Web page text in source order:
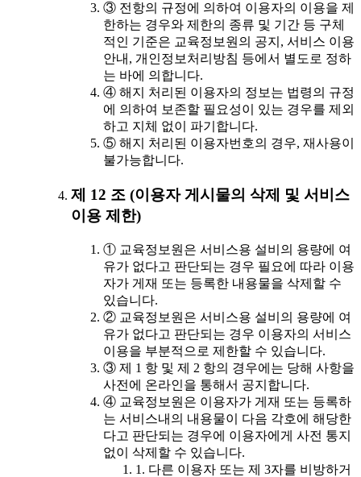
③ 전항의 규정에 의하여 이용자의 이용을 제
한하는 경우와 제한의 종류 및 기간 등 구체
적인 기준은 교육정보원의 공지, 서비스 이용
안내, 개인정보처리방침 등에서 별도로 정하
는 바에 의합니다.
④ 해지 처리된 이용자의 정보는 법령의 규정
에 의하여 보존할 필요성이 있는 경우를 제외
하고 지체 없이 파기합니다.
⑤ 해지 처리된 이용자번호의 경우, 재사용이
불가능합니다.
제 12 조 (이용자 게시물의 삭제 및 서비스
이용 제한)
① 교육정보원은 서비스용 설비의 용량에 여
유가 없다고 판단되는 경우 필요에 따라 이용
자가 게재 또는 등록한 내용물을 삭제할 수
있습니다.
② 교육정보원은 서비스용 설비의 용량에 여
유가 없다고 판단되는 경우 이용자의 서비스
이용을 부분적으로 제한할 수 있습니다.
③ 제 1 항 및 제 2 항의 경우에는 당해 사항을
사전에 온라인을 통해서 공지합니다.
④ 교육정보원은 이용자가 게재 또는 등록하
는 서비스내의 내용물이 다음 각호에 해당한
다고 판단되는 경우에 이용자에게 사전 통지
없이 삭제할 수 있습니다.
1. 다른 이용자 또는 제 3자를 비방하거